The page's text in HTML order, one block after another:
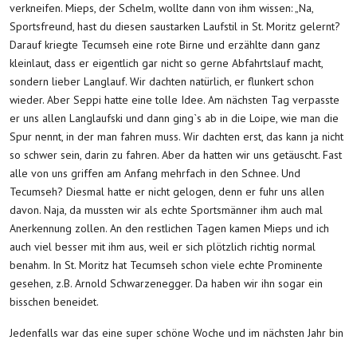
verkneifen. Mieps, der Schelm, wollte dann von ihm wissen: „Na,
Sportsfreund, hast du diesen saustarken Laufstil in St. Moritz gelernt?
Darauf kriegte Tecumseh eine rote Birne und erzählte dann ganz
kleinlaut, dass er eigentlich gar nicht so gerne Abfahrtslauf macht,
sondern lieber Langlauf. Wir dachten natürlich, er flunkert schon
wieder. Aber Seppi hatte eine tolle Idee. Am nächsten Tag verpasste
er uns allen Langlaufski und dann ging`s ab in die Loipe, wie man die
Spur nennt, in der man fahren muss. Wir dachten erst, das kann ja nicht
so schwer sein, darin zu fahren. Aber da hatten wir uns getäuscht. Fast
alle von uns griffen am Anfang mehrfach in den Schnee. Und
Tecumseh? Diesmal hatte er nicht gelogen, denn er fuhr uns allen
davon. Naja, da mussten wir als echte Sportsmänner ihm auch mal
Anerkennung zollen. An den restlichen Tagen kamen Mieps und ich
auch viel besser mit ihm aus, weil er sich plötzlich richtig normal
benahm. In St. Moritz hat Tecumseh schon viele echte Prominente
gesehen, z.B. Arnold Schwarzenegger. Da haben wir ihn sogar ein
bisschen beneidet.
Jedenfalls war das eine super schöne Woche und im nächsten Jahr bin